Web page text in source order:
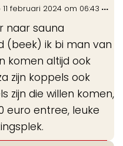
11 februari 2024 om 06:43
naar sauna
(beek) ik bi man van
komen altijd ook
zijn koppels ook
zijn die willen komen,
euro entree, leuke
...